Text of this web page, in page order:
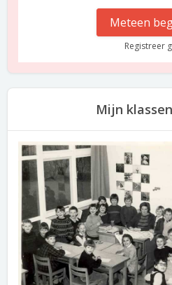
Meteen
Registreer
Mijn